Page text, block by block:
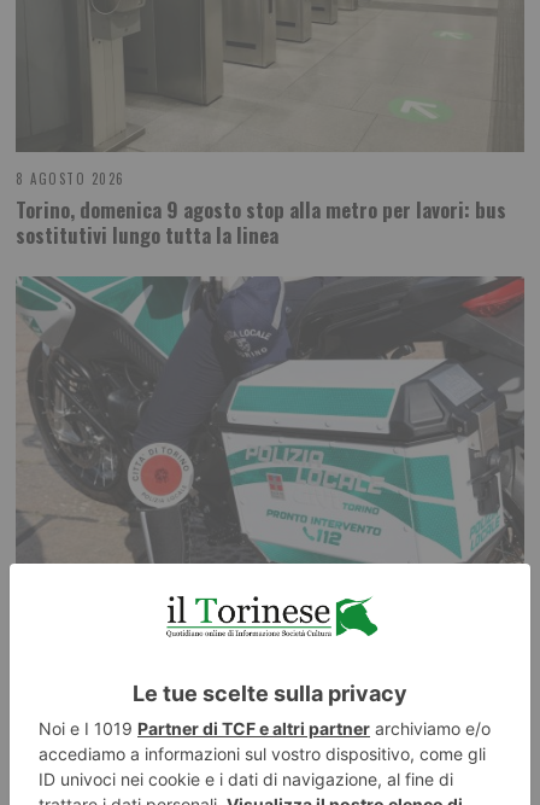
8 AGOSTO 2026
Torino, domenica 9 agosto stop alla metro per lavori: bus
sostitutivi lungo tutta la linea
Sedici giorni senza riposo settimanale: multato autista di
bus turistico